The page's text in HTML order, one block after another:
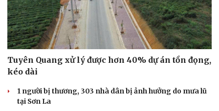
Tuyên Quang xử lý được hơn 40% dự án tồn đọng,
kéo dài
1 người bị thương, 303 nhà dân bị ảnh hưởng do mưa lũ
tại Sơn La